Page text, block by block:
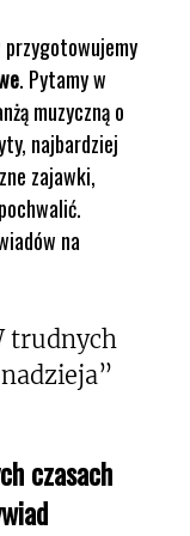
przygotowujemy
. Pytamy w
muzyczną o
najbardziej
zajawki,
na
czasach